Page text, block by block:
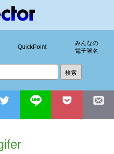
QuickPoint
みんなの
電子署名